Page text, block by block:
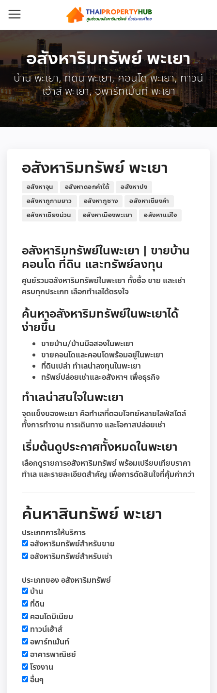
อสังหาริมทรัพย์ พะเยา
บ้าน พะเยา, ที่ดิน พะเยา, คอนโด พะเยา, ทาวน์
เฮ้าส์ พะเยา, อพาร์ทเม้นท์ พะเยา
อสังหาริมทรัพย์ พะเยา
อสังหาจุน อสังหาดอกคำใต้
อสังหาปง
อสังหาภูกามยาว
อสังหาภูซาง
อสังหาเชียงคำ
อสังหาเชียงม่วน
อสังหาเมืองพะเยา อสังหาแม่ใจ
อสังหาริมทรัพย์ในพะเยา | ขายบ้าน
คอนโด ที่ดิน และทรัพย์ลงทุน
ศูนย์รวมอสังหาริมทรัพย์ในพะเยา ทั้งซื้อ ขาย และเช่า
ครบทุกประเภท เลือกทำเลได้ตรงใจ
ค้นหาอสังหาริมทรัพย์ในพะเยาได้
ง่ายขึ้น
ขายบ้าน/บ้านมือสองในพะเยา
ขายคอนโดและคอนโดพร้อมอยู่ในพะเยา
ที่ดินเปล่า ทำเลน่าลงทุนในพะเยา
ทรัพย์ปล่อยเช่าและอสังหาฯ เพื่อธุรกิจ
ทำเลน่าสนใจในพะเยา
จุดแข็งของพะเยา คือทำเลที่ตอบโจทย์หลายไลฟ์สไตล์
ทั้งการทำงาน การเดินทาง และโอกาสปล่อยเช่า
เริ่มต้นดูประกาศทั้งหมดในพะเยา
เลือกดูรายการอสังหาริมทรัพย์ พร้อมเปรียบเทียบราคา
ทำเล และรายละเอียดสำคัญ เพื่อการตัดสินใจที่คุ้มค่ากว่า
ค้นหาสินทรัพย์ พะเยา
ประเภทการให้บริการ
อสังหาริมทรัพย์สำหรับขาย
อสังหาริมทรัพย์สำหรับเช่า
ประเภทของ อสังหาริมทรัพย์
บ้าน
ที่ดิน
คอนโดมิเนียม
ทาวน์เฮ้าส์
อพาร์ทเม้นท์
อาคารพาณิชย์
โรงงาน
อื่นๆ